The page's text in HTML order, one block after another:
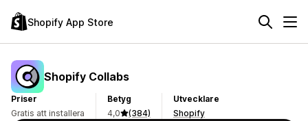
Shopify App Store
Shopify Collabs
Priser
Gratis att installera
Betyg
4,0
(384)
Utvecklare
Shopify